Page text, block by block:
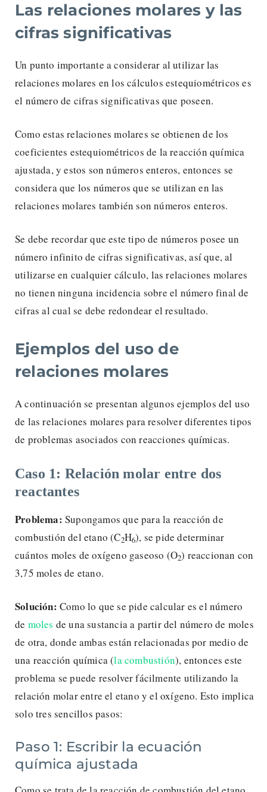
Las relaciones molares y las
cifras significativas
Un punto importante a considerar al utilizar las
relaciones molares en los cálculos estequiométricos es
el número de cifras significativas que poseen.
Como estas relaciones molares se obtienen de los
coeficientes estequiométricos de la reacción química
ajustada, y estos son números enteros, entonces se
considera que los números que se utilizan en las
relaciones molares también son números enteros.
Se debe recordar que este tipo de números posee un
número infinito de cifras significativas, así que, al
utilizarse en cualquier cálculo, las relaciones molares
no tienen ninguna incidencia sobre el número final de
cifras al cual se debe redondear el resultado.
Ejemplos del uso de
relaciones molares
A continuación se presentan algunos ejemplos del uso
de las relaciones molares para resolver diferentes tipos
de problemas asociados con reacciones químicas.
Caso 1: Relación molar entre dos
reactantes
Problema: Supongamos que para la reacción de
combustión del etano (C2H6), se pide determinar
cuántos moles de oxígeno gaseoso (O2) reaccionan con
3,75 moles de etano.
Solución: Como lo que se pide calcular es el número
de moles de una sustancia a partir del número de moles
de otra, donde ambas están relacionadas por medio de
una reacción química (la combustión), entonces este
problema se puede resolver fácilmente utilizando la
relación molar entre el etano y el oxígeno. Esto implica
solo tres sencillos pasos:
Paso 1: Escribir la ecuación
química ajustada